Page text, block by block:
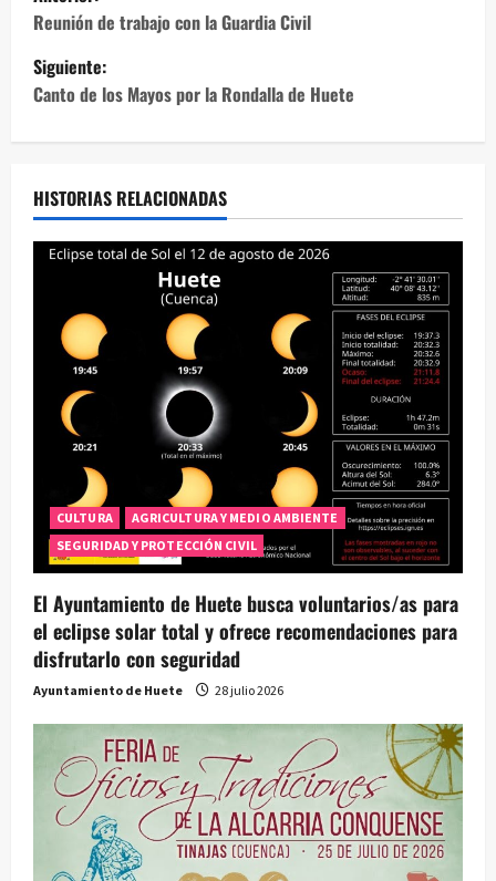
a
v
a
n
t
r
a
Reunión de trabajo con la Guardia Civil
Siguiente:
Canto de los Mayos por la Rondalla de Huete
HISTORIAS RELACIONADAS
CULTURA
AGRICULTURA Y MEDIO AMBIENTE
SEGURIDAD Y PROTECCIÓN CIVIL
El Ayuntamiento de Huete busca voluntarios/as para
el eclipse solar total y ofrece recomendaciones para
disfrutarlo con seguridad
Ayuntamiento de Huete 28 julio 2026